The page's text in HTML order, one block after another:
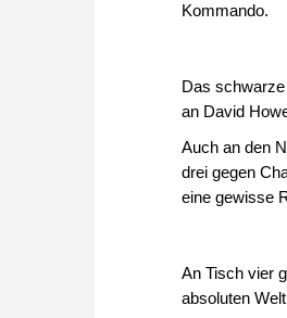
Kommando.
Das
an David
Auch an den
drei gegen
eine gewisse
An Tisch vier
absoluten